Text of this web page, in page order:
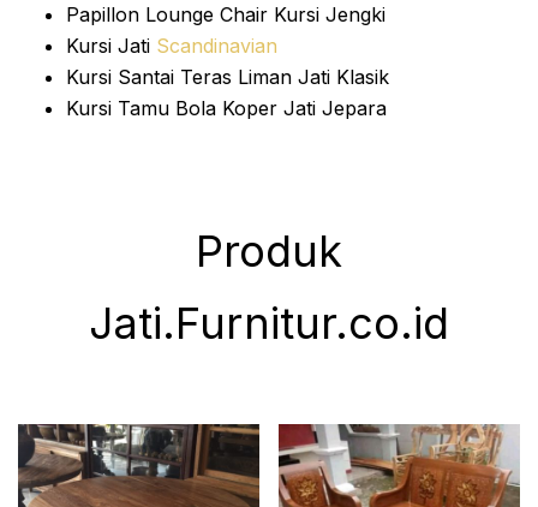
Papillon Lounge Chair Kursi Jengki
Kursi Jati Scandinavian
Kursi Santai Teras Liman Jati Klasik
Kursi Tamu Bola Koper Jati Jepara
Produk
Jati.Furnitur.co.id